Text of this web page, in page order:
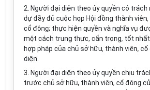
2. Người đại diện theo ủy quyền có
dự đầy đủ cuộc họp Hội đồng thành
cổ đông; thực hiện quyền và nghĩa vụ
một cách trung thực, cẩn trọng, tốt
hợp pháp của chủ sở hữu, thành viên,
diện.
3. Người đại diện theo ủy quyền chịu
trước chủ sở hữu, thành viên, cổ đông